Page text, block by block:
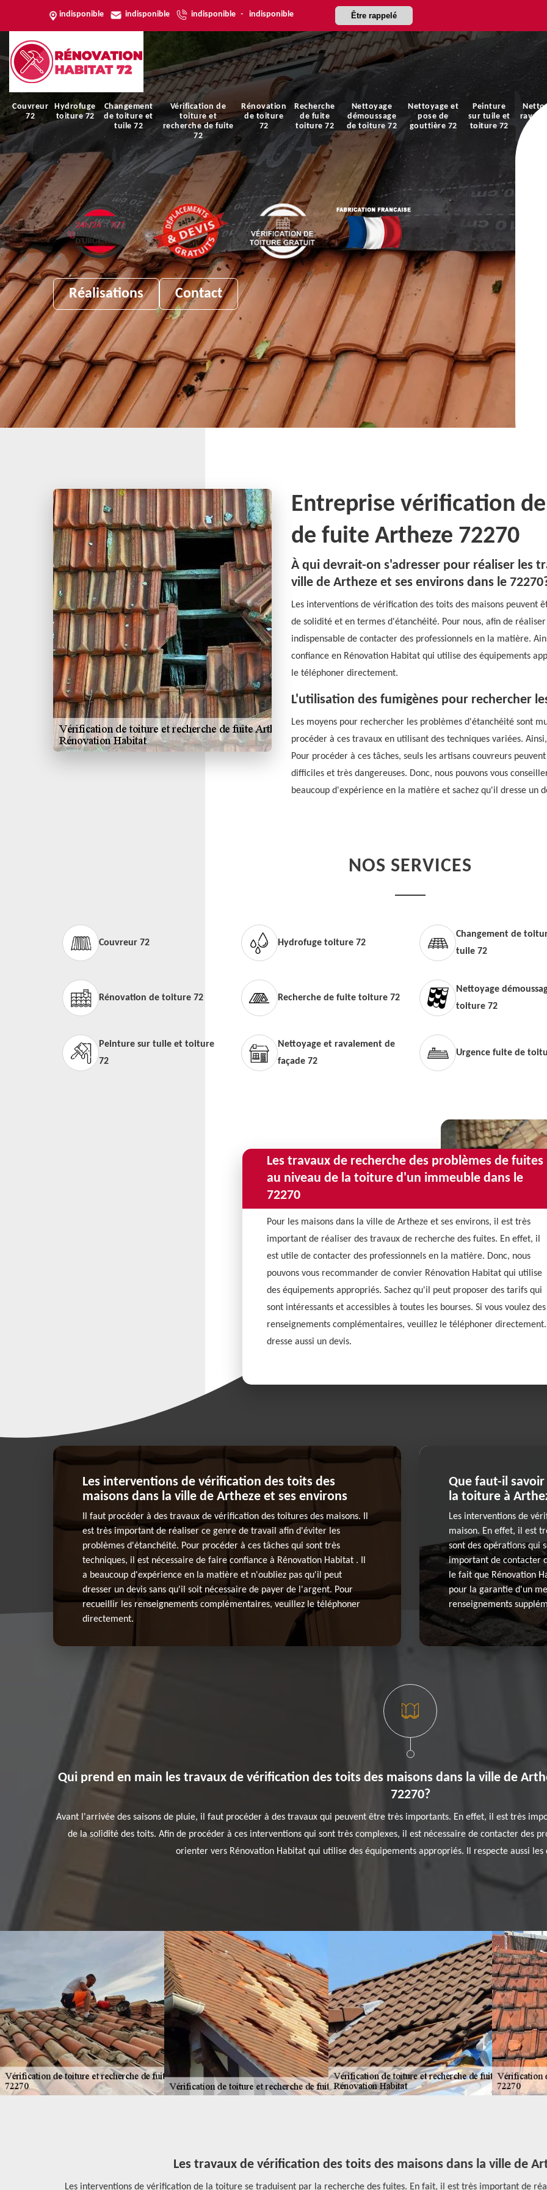
indisponible indisponible indisponible - indisponible Être rappelé
Couvreur
72
Hydrofuge
toiture 72
Changement
de toiture et
tuile 72
Vérification de
toiture et
recherche de fuite
72
Rénovation
de toiture
72
Recherche
de fuite
toiture 72
Nettoyage
démoussage
de toiture 72
Nettoyage et
pose de
gouttière 72
Peinture
sur tuile et
toiture 72
Réalisations Contact
Entreprise vérification
de fuite Artheze 72270
À qui devrait-on s'adresser pour réaliser les
ville de Artheze et ses environs dans le
Les interventions de vérification des toits des maisons
de solidité et en termes d'étanchéité. Pour nous, afin de
indispensable de contacter des professionnels en la matière.
confiance en Rénovation Habitat qui utilise des équipements
le téléphoner directement.
L'utilisation des fumigènes pour rechercher
Les moyens pour rechercher les problèmes d'étanchéité sont
procéder à ces travaux en utilisant des techniques variées.
Pour procéder à ces tâches, seuls les artisans couvreurs
difficiles et très dangereuses. Donc, nous pouvons vous
beaucoup d'expérience en la matière et sachez qu'il dresse un
NOS SERVICES
Couvreur 72 Hydrofuge toiture 72
Changement de
tuile 72
Rénovation de toiture 72 Recherche de fuite toiture 72
Nettoyage
toiture 72
Peinture sur tuile et toiture
72
Nettoyage et ravalement de
façade 72
Urgence fuite de
Les travaux de recherche des problèmes de fuites
au niveau de la toiture d'un immeuble dans le
72270
Pour les maisons dans la ville de Artheze et ses environs, il est très
important de réaliser des travaux de recherche des fuites. En effet, il
est utile de contacter des professionnels en la matière. Donc, nous
pouvons vous recommander de convier Rénovation Habitat qui utilise
des équipements appropriés. Sachez qu'il peut proposer des tarifs qui
sont intéressants et accessibles à toutes les bourses. Si vous voulez des
renseignements complémentaires, veuillez le téléphoner
dresse aussi un devis.
Les interventions de vérification des toits des
maisons dans la ville de Artheze et ses environs
Il faut procéder à des travaux de vérification des toitures des maisons. Il
est très important de réaliser ce genre de travail afin d'éviter les
problèmes d'étanchéité. Pour procéder à ces tâches qui sont très
techniques, il est nécessaire de faire confiance à Rénovation Habitat . Il
a beaucoup d'expérience en la matière et n'oubliez pas qu'il peut
dresser un devis sans qu'il soit nécessaire de payer de l'argent. Pour
recueillir les renseignements complémentaires, veuillez le téléphoner
directement.
Que faut-il
la toiture à
Les interventions de
maison. En effet, il est
sont des opérations qui
important de contacter
le fait que Rénovation
pour la garantie d'un
renseignements
Qui prend en main les travaux de vérification des toits des maisons dans la ville de
72270?
Avant l'arrivée des saisons de pluie, il faut procéder à des travaux qui peuvent être très importants. En effet, il est très
de la solidité des toits. Afin de procéder à ces interventions qui sont très complexes, il est nécessaire de contacter des
orienter vers Rénovation Habitat qui utilise des équipements appropriés. Il respecte aussi
Les travaux de vérification des toits des maisons dans la ville de
Les interventions de vérification de la toiture se traduisent par la recherche des fuites. En fait, il est très important de